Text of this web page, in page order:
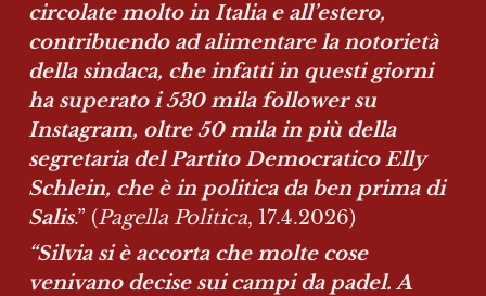
circolate molto in Italia e all’estero,
contribuendo ad alimentare la notorietà
della sindaca, che infatti in questi giorni
ha superato i 530 mila follower su
Instagram, oltre 50 mila in più della
segretaria del Partito Democratico Elly
Schlein, che è in politica da ben prima di
Salis.” (Pagella Politica, 17.4.2026)
“Silvia si è accorta che molte cose
venivano decise sui campi da padel. A